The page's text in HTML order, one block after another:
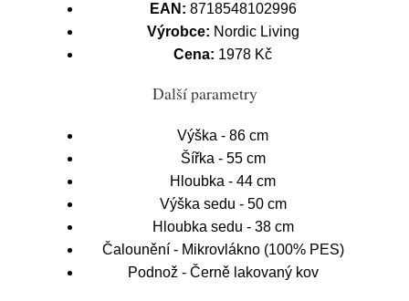
EAN: 8718548102996
Výrobce: Nordic Living
Cena: 1978 Kč
Další parametry
Výška - 86 cm
Šířka - 55 cm
Hloubka - 44 cm
Výška sedu - 50 cm
Hloubka sedu - 38 cm
Čalounění - Mikrovlákno (100% PES)
Podnož - Černě lakovaný kov